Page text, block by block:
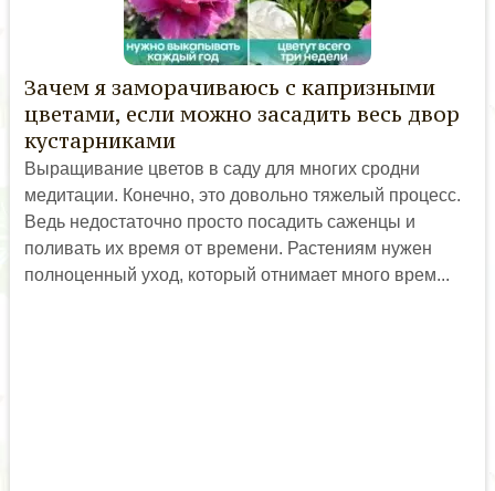
Зачем я заморачиваюсь с капризными
цветами, если можно засадить весь двор
кустарниками
Выращивание цветов в саду для многих сродни
медитации. Конечно, это довольно тяжелый процесс.
Ведь недостаточно просто посадить саженцы и
поливать их время от времени. Растениям нужен
полноценный уход, который отнимает много врем...